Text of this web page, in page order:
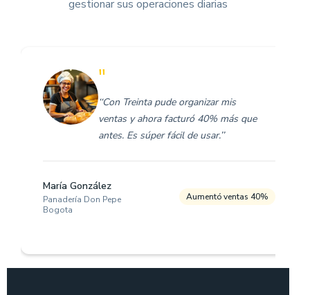
gestionar sus operaciones diarias
"
‘‘Con Treinta pude organizar mis
ventas y ahora facturó 40% más que
antes. Es súper fácil de usar.’’
María González
Panadería Don Pepe
Bogota
Aumentó ventas 40%